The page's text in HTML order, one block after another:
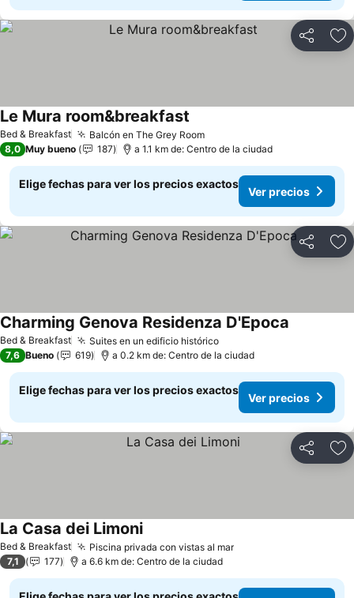
Compartir
Bed & Breakfast Balcón en The Grey Room
Le Mura room&breakfast
8,0 Muy bueno 187 a 1.1 km de: Centro de la ciudad
Elige fechas para ver los precios exactos
Ver precios
Compartir
Bed & Breakfast Suites en un edificio histórico
Charming Genova Residenza D'Epoca
7,6 Bueno 619 a 0.2 km de: Centro de la ciudad
Elige fechas para ver los precios exactos
Ver precios
Compartir
Bed & Breakfast Piscina privada con vistas al mar
La Casa dei Limoni
7,1 177 a 6.6 km de: Centro de la ciudad